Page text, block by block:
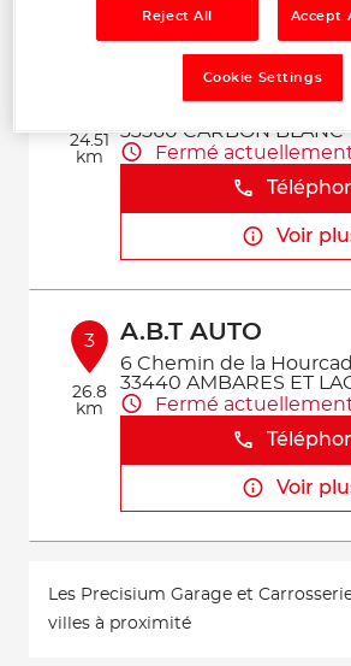
24.51
km
UTIL SERVICES
33560 CARBON BLANC
Fermé
Voir
3
26.8
km
A.B.T AUTO
6 Chemin de la
33440 AMBARES ET
Fermé
Voir
Les Precisium Garage et
villes à proximité
Reject All Accept
Cookie Settings